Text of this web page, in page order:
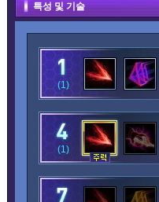
특성 및 기술
(1)
(1)